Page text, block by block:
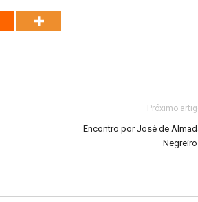
Próximo
Encontro por José de